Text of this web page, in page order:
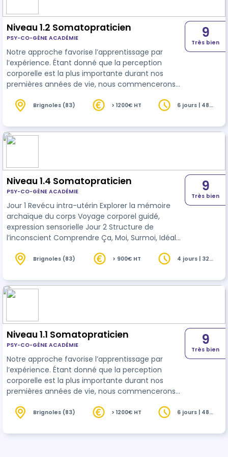
Niveau 1.2 Somatopraticien
PSY-CO-GÈNE ACADÉMIE
Notre approche favorise l’apprentissage par
l’expérience. Étant donné que la perception
corporelle est la plus importante durant nos
premières années de vie, nous commencerons
commencer l’harmonisation corps/ cœur
progresserons dans l’apprentissage des
techniques et de l’expérience, plus nous
synthèse originale qui intègre les élémen…
9
Très bien
Brignoles (83) > 1200€ HT
6 jours | 48
Niveau 1.4 Somatopraticien
PSY-CO-GÈNE ACADÉMIE
Jour 1 Revécu intra-utérin Explorer la mémoire
archaïque du corps Voyage corporel guidé,
expression sensorielle Jour 2 Structure de
l’inconscient Comprendre Ça, Moi, Surmoi, Idéal
psychocorporelle Jour 3 Expression émotionnelle
respiration, créativité Jour 4 Intégration et
présence Incarner la posture de thérapeute
9
Très bien
Brignoles (83) > 900€ HT
4 jours | 32
Niveau 1.1 Somatopraticien
PSY-CO-GÈNE ACADÉMIE
Notre approche favorise l’apprentissage par
l’expérience. Étant donné que la perception
corporelle est la plus importante durant nos
premières années de vie, nous commencerons
commencer l’harmonisation corps/ cœur
progresserons dans l’apprentissage des
9
Très bien
Brignoles (83) > 1200€ HT
6 jours | 48